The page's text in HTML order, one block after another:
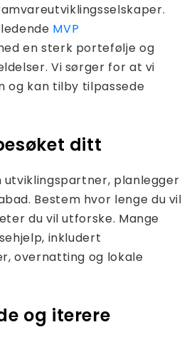
MVP
en sterk portefølje og
Vi sørger for at vi
og kan tilby tilpassede
ditt
utviklingspartner, planlegger
Bestem hvor lenge du vil
du vil utforske. Mange
inkludert
overnatting og lokale
og iterere